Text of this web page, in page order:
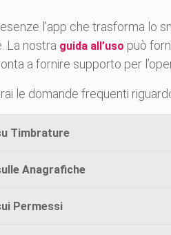
l’app che trasforma lo
La nostra guida all’uso può
a fornire supporto per
le domande frequenti
Timbrature
Anagrafiche
Permessi